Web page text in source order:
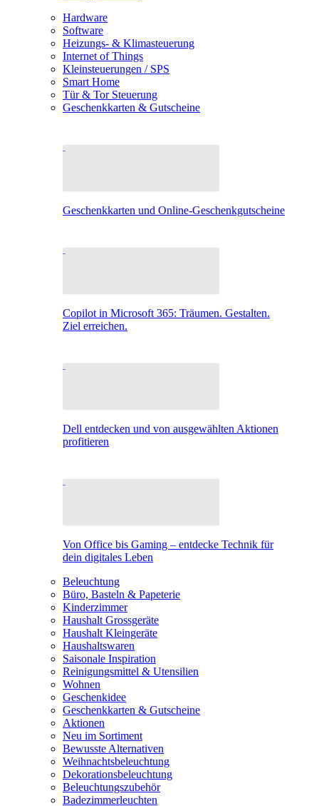
Hardware
Software
Heizungs- & Klimasteuerung
Internet of Things
Kleinsteuerungen / SPS
Smart Home
Tür & Tor Steuerung
Geschenkkarten & Gutscheine
Geschenkkarten und Online-Geschenkgutscheine
Copilot in Microsoft 365: Träumen. Gestalten.
Ziel erreichen.
Dell entdecken und von ausgewählten Aktionen
profitieren
Von Office bis Gaming – entdecke Technik für
dein digitales Leben
Beleuchtung
Büro, Basteln & Papeterie
Kinderzimmer
Haushalt Grossgeräte
Haushalt Kleingeräte
Haushaltswaren
Saisonale Inspiration
Reinigungsmittel & Utensilien
Wohnen
Geschenkidee
Geschenkkarten & Gutscheine
Aktionen
Neu im Sortiment
Bewusste Alternativen
Weihnachtsbeleuchtung
Dekorationsbeleuchtung
Beleuchtungszubehör
Badezimmerleuchten